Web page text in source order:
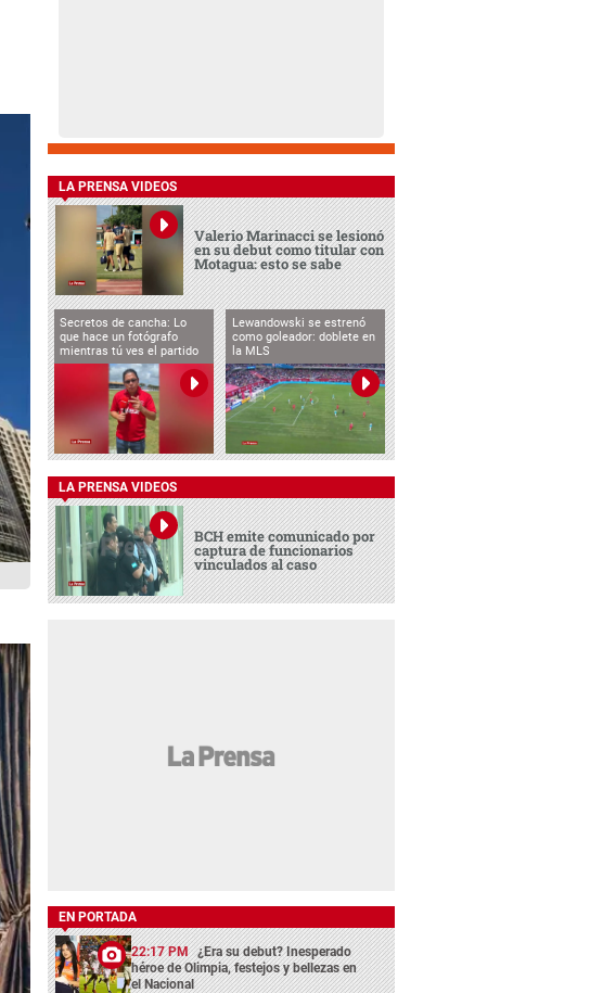
LA PRENSA VIDEOS
Valerio Marinacci se lesionó
en su debut como titular con
Motagua: esto se sabe
Secretos de cancha: Lo
que hace un fotógrafo
mientras tú ves el partido
Lewandowski se estrenó
como goleador: doblete en
la MLS
LA PRENSA VIDEOS
BCH emite comunicado por
captura de funcionarios
vinculados al caso
EN PORTADA
22:17 PM ¿Era su debut? Inesperado
héroe de Olimpia, festejos y bellezas en
el Nacional